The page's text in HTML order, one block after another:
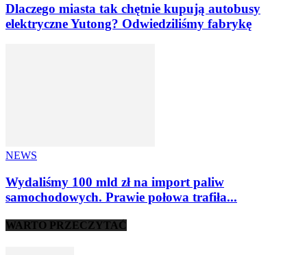
Dlaczego miasta tak chętnie kupują autobusy
elektryczne Yutong? Odwiedziliśmy fabrykę
NEWS
Wydaliśmy 100 mld zł na import paliw
samochodowych. Prawie połowa trafiła...
WARTO PRZECZYTAĆ